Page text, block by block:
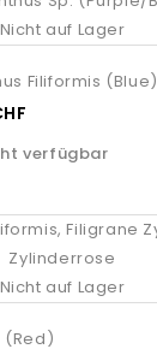
Nicht auf Lager
Filiformis (blue)
verfügbar
Nicht auf Lager
(red)